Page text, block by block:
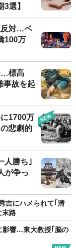
選】
反対…ベ
100万
…標高
事故を起
1700万
悲劇的
人勝ち｣
が争っ
吉にハメられて｢清
末路
影響…東大教授｢脳の